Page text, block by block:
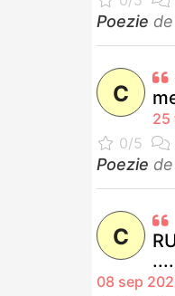
Poezie de
C
25
Poezie de
C
08 sep